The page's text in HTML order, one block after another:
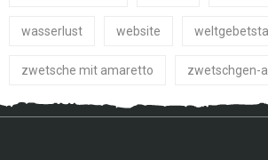
wasserlust website
zwetsche mit amaretto zwetschgen-